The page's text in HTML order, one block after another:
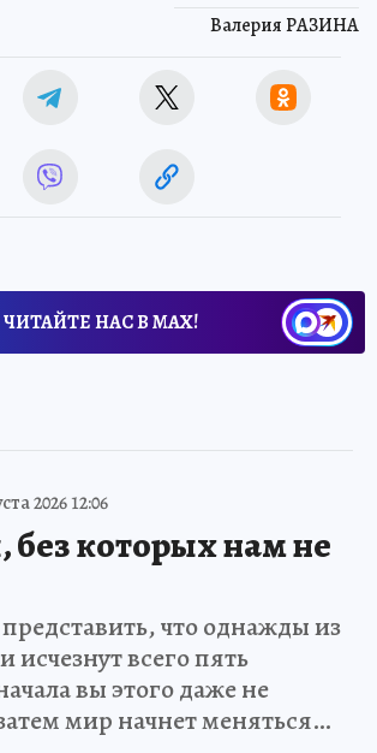
Валерия РАЗИНА
ЧИТАЙТЕ НАС В МАХ!
2026 12:06
без которых нам не
что однажды из
всего пять
вы этого даже не
мир начнет меняться…